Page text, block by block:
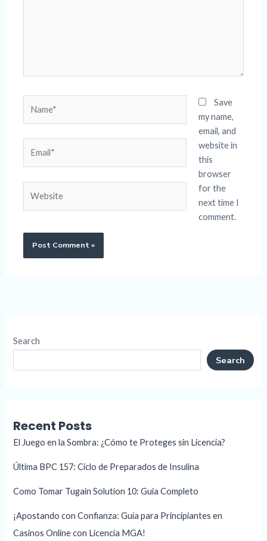
Save
my name,
email, and
website in
this
browser
for the
next time I
comment.
Search
Search
Recent Posts
El Juego en la Sombra: ¿Cómo te Proteges sin Licencia?
Última BPC 157: Ciclo de Preparados de Insulina
Como Tomar Tugain Solution 10: Guia Completo
¡Apostando con Confianza: Guía para Principiantes en
Casinos Online con Licencia MGA!